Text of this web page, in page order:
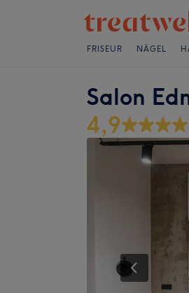
FRISEUR NÄGEL
Salon
4,9